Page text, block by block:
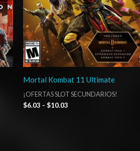
Mortal Kombat 11 Ultimate
¡OFERTAS SLOT SECUNDARIOS!
$6.03 - $10.03